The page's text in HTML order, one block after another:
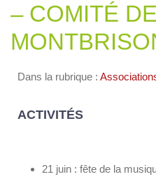
– COMITÉ
Dans la rubrique :
ACTIVITÉS
21 juin : fête de la